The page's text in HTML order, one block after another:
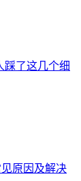
踩了这几个细
原因及解决